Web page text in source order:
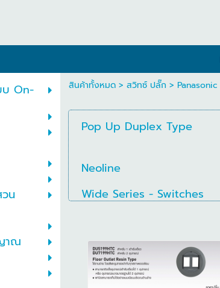
บ On-
น
าณ
สินค้าทั้งหมด> สวิทซ์ ปลั๊ก > Panasonic
Pop Up Duplex Type
Neoline
Wide Series - Switches